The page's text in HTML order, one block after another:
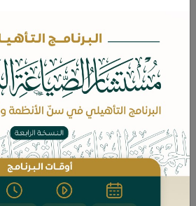
عمومًا، والعمل بالقرائن،
الإثبات -فيما ورد- قولين: قول
يتعداها القاضي، والقول
النصية بل كل ما يبين الحق
العمل بالقرائن فذكر أن الفقهاء
يعملون بها أخرى، وتتباين